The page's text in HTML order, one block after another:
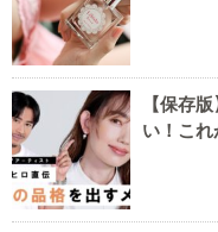
【保存
い！こ